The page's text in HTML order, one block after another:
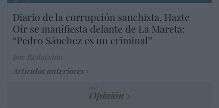
Diario de la corrupción sanchista. Hazte
Oír se manifiesta delante de La Mareta:
“Pedro Sánchez es un criminal”
Artículos anteriores
Opinión